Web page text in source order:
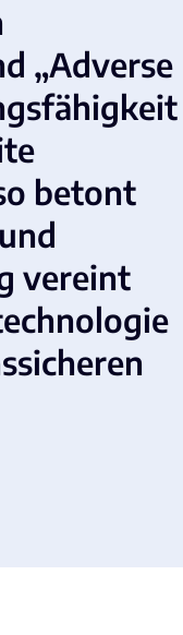
„Adverse
betont
vereint